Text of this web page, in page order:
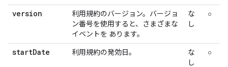
version
利用規約のバージョン。バージョ
ン番号を使用すると、さまざまな
イベントを あります。
な
し
○
startDate 利用規約の発効日。
な
し
○